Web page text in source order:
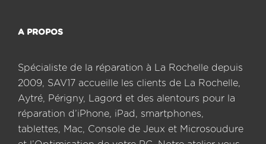
A PROPOS
Spécialiste de la réparation à La Rochelle depuis
2009, SAV17 accueille les clients de La Rochelle,
Aytré, Périgny, Lagord et des alentours pour la
réparation d’iPhone, iPad, smartphones,
tablettes, Mac, Console de Jeux et Microsoudure